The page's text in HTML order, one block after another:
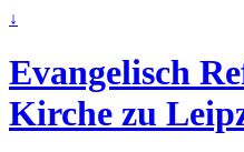
↓
Evangelisch
Kirche zu